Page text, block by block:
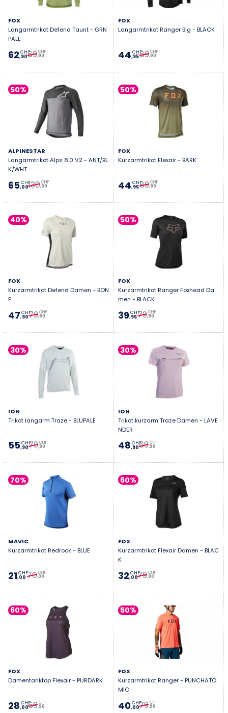
FOX
Langarmtrikot Defend Taunt - GRN
PALE
62,90
CHF89,90
CHF
FOX
Langarmtrikot Ranger Big - BLACK
44,95
CHF89,90
CHF
50%
ALPINESTAR
Langarmtrikot Alps 8.0 V2 - ANT/BL
K/WHT
65,00
CHF130,00
CHF
50%
FOX
Kurzarmtrikot Flexair - BARK
44,95
CHF89,90
CHF
40%
FOX
Kurzarmtrikot Defend Damen - BON
E
47,90
CHF79,90
CHF
50%
FOX
Kurzarmtrikot Ranger Foxhead Da
men - BLACK
39,95
CHF79,90
CHF
30%
ION
Trikot langarm Traze - BLUPALE
55,90
CHF79,90
CHF
30%
ION
Trikot kurzarm Traze Damen - LAVE
NDER
48,90
CHF69,90
CHF
70%
MAVIC
Kurzarmtrikot Redrock - BLUE
21,00
CHF70,00
CHF
60%
FOX
Kurzarmtrikot Flexair Damen - BLAC
K
32,00
CHF79,90
CHF
60%
FOX
Damentanktop Flexair - PURDARK
28,00
CHF69,90
CHF
50%
FOX
Kurzarmtrikot Ranger - PUNCHATO
MIC
40,00
CHF79,90
CHF